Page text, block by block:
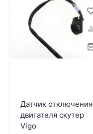
Датчик отключения
двигателя скутер
Vigo